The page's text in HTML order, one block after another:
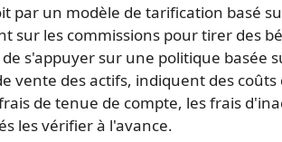
par un modèle de tarification basé
sur les commissions pour tirer des
s'appuyer sur une politique basée
vente des actifs, indiquent des
de tenue de compte, les frais
les vérifier à l'avance.